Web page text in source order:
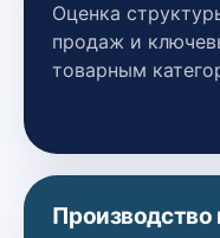
Оценка
продаж и
товарным
Производство